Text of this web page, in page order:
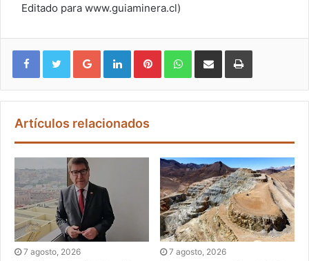
Editado para www.guiaminera.cl)
Google+ LinkedIn Pinterest WhatsApp
Artículos relacionados
7 agosto, 2026 7 agosto, 2026